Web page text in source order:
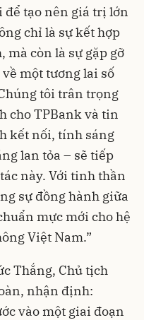
để tạo nên giá trị lớn
chỉ là sự kết hợp
mà còn là sự gặp gỡ
một tương lai số
tôi trân trọng
cho TPBank và tin
kết nối, tính sáng
lan tỏa – sẽ tiếp
này. Với tinh thần
sự đồng hành giữa
mực mới cho hệ
Việt Nam.”
Thắng, Chủ tịch
nhận định:
vào một giai đoạn